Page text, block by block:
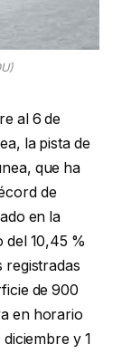
al 6 de
la pista de
que ha
de
en la
del 10,45 %
registradas
de 900
en horario
y 1